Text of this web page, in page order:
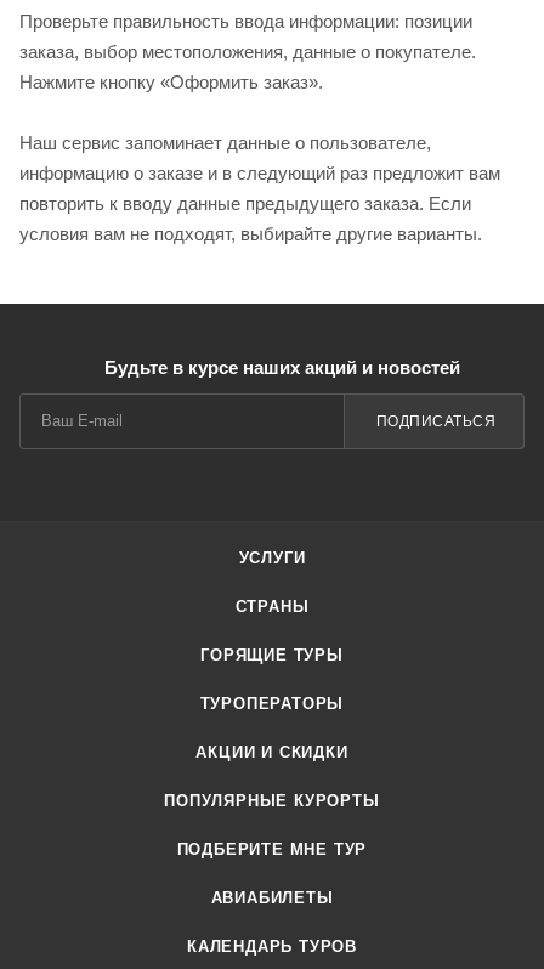
Проверьте правильность ввода информации: позиции
заказа, выбор местоположения, данные о покупателе.
Нажмите кнопку «Оформить заказ».
Наш сервис запоминает данные о пользователе,
информацию о заказе и в следующий раз предложит вам
повторить к вводу данные предыдущего заказа. Если
условия вам не подходят, выбирайте другие варианты.
Будьте в курсе наших акций и новостей
ПОДПИСАТЬСЯ
УСЛУГИ
СТРАНЫ
ГОРЯЩИЕ ТУРЫ
ТУРОПЕРАТОРЫ
АКЦИИ И СКИДКИ
ПОПУЛЯРНЫЕ КУРОРТЫ
ПОДБЕРИТЕ МНЕ ТУР
АВИАБИЛЕТЫ
КАЛЕНДАРЬ ТУРОВ